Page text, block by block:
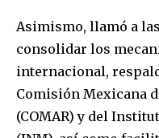
Asimismo, llamó a
consolidar los
internacional,
Comisión Mexicana
(COMAR) y del